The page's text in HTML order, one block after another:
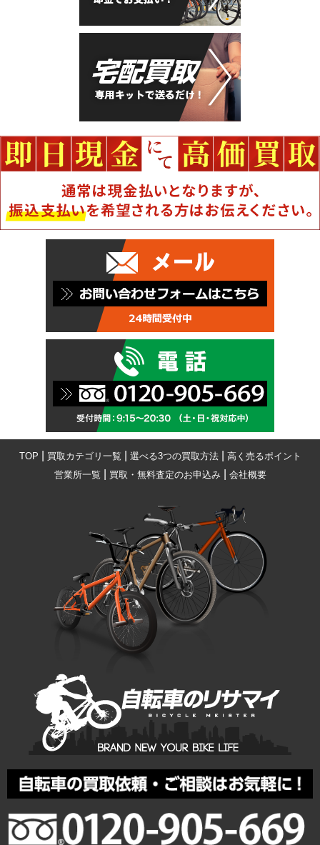
TOP 買取カテゴリ一覧 選べる3つの買取方法| 高く売るポイント
営業所一覧
買取・無料査定のお申込み| 会社概要